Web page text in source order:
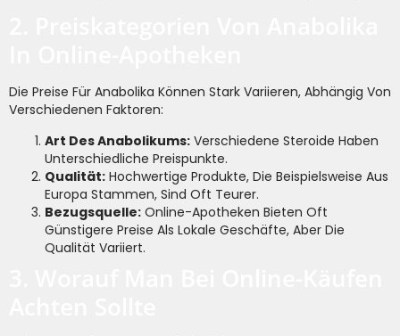
Die Preise Für Anabolika Können Stark Variieren, Abhängig Von
Verschiedenen Faktoren:
Art Des Anabolikums: Verschiedene Steroide Haben
Unterschiedliche Preispunkte.
Qualität: Hochwertige Produkte, Die Beispielsweise Aus
Europa Stammen, Sind Oft Teurer.
Bezugsquelle: Online-Apotheken Bieten Oft
Günstigere Preise Als Lokale Geschäfte, Aber Die
Qualität Variiert.